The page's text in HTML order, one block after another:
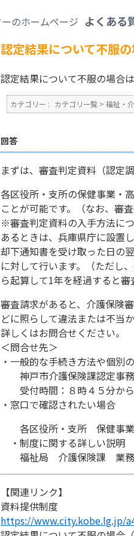
よくある
認定結果について不服
認定結果について不服の場合
カテゴリー : カテゴリ一覧 > 福祉・
回答
まずは、審査判定資料（認定
各区役所・支所の保健事業・
ことが可能です。（なお、審
※審査判定資料の入手方法に
あるときは、兵庫県庁に設置
却下通知書を受け取った日の
に対して行います。（ただし
ら起算して1年を経過すると審
審査請求があると、介護保険
どに照らして違法ま
詳しくはお問合せください。
＜問合せ先＞
・一般的な手続き方法や個別
神戸市介護保険課認定事
受付時間：８時４５分から
・窓口で確認されたい場合
各区役所・支所 保健事業
・制度に関する詳しい説明
福祉局 介護保険課 業務
【関連リンク】
資料提供制度
https://www.city.kobe.lg.jp/